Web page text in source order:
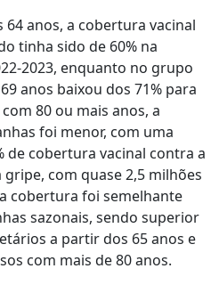
64 anos, a cobertura vacinal
tinha sido de 60% na
2023, enquanto no grupo
anos baixou dos 71% para
80 ou mais anos, a
foi menor, com uma
de cobertura vacinal contra a
com quase 2,5 milhões
cobertura foi semelhante
sazonais, sendo superior
a partir dos 65 anos e
com mais de 80 anos.